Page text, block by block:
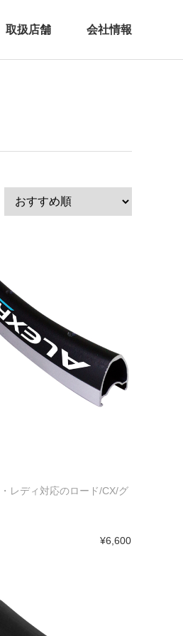
取扱店舗 会社情報
レディ対応のロード/CX/グ
¥6,600